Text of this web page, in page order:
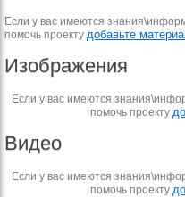
Если у вас имеются
помочь проекту добавьте
Изображения
Если у вас имеются
помочь проекту
Видео
Если у вас имеются
помочь проекту